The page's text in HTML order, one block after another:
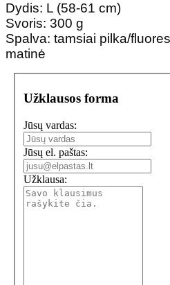
Dydis: L (58-61 cm)
Svoris: 300 g
Spalva: tamsiai pilka/
matinė
Užklausos forma
Jūsų vardas:
Jūsų el. paštas:
Užklausa: